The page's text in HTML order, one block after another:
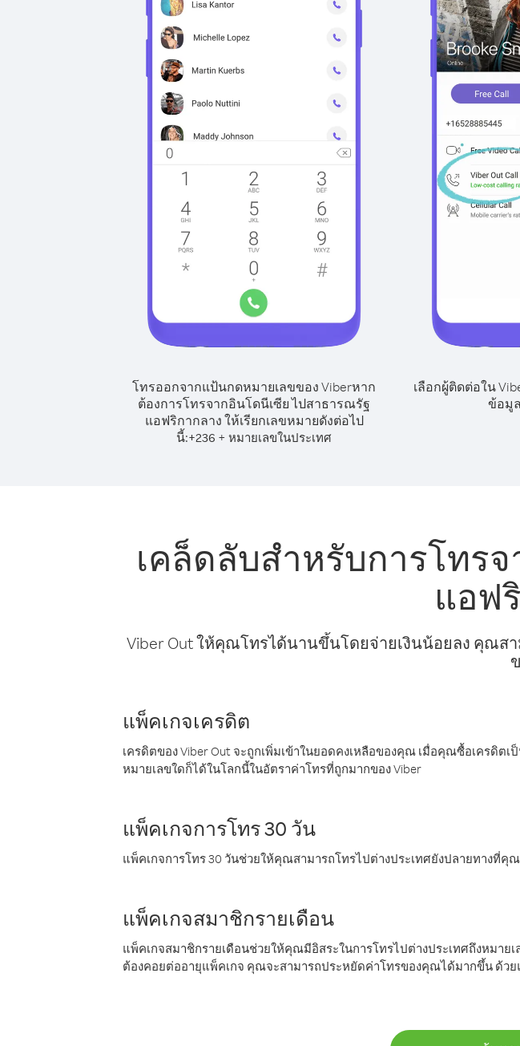
โทรออกจากแป้นกดหมายเลขของ Viberหาก
ต้องการโทรจากอินโดนีเซีย ไปสาธารณรัฐ
แอฟริกากลาง ให้เรียกเลขหมายดังต่อไป
นี้:+236 + หมายเลขในประเทศ
เลือกผู้ติดต่อใน
ข้อมู
เคล็ดลับสำหรับการโทร
แอฟ
Viber Out ให้คุณโทรได้นานขึ้นโดยจ่ายเงินน้อยลง คุณส
แพ็คเกจเครดิต
เครดิตของ Viber Out จะถูกเพิ่มเข้าในยอดคงเหลือของคุณ เมื่อคุณซื้อเครดิต
หมายเลขใดก็ได้ในโลกนี้ในอัตราค่าโทรที่ถูกมากของ Viber
แพ็คเกจการโทร 30 วัน
แพ็คเกจการโทร 30 วันช่วยให้คุณสามารถโทรไปต่างประเทศยังปลายทางที่คุ
แพ็คเกจสมาชิกรายเดือน
แพ็คเกจสมาชิกรายเดือนช่วยให้คุณมีอิสระในการโทรไปต่างประเทศถึงหมา
ต้องคอยต่ออายุแพ็คเกจ คุณจะสามารถประหยัดค่าโทรของคุณได้มากขึ้น ด้วย